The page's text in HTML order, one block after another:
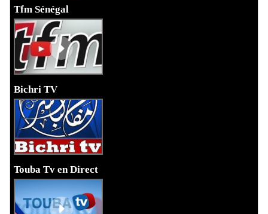
Tfm Sénégal
Bichri TV
Touba Tv en Direct